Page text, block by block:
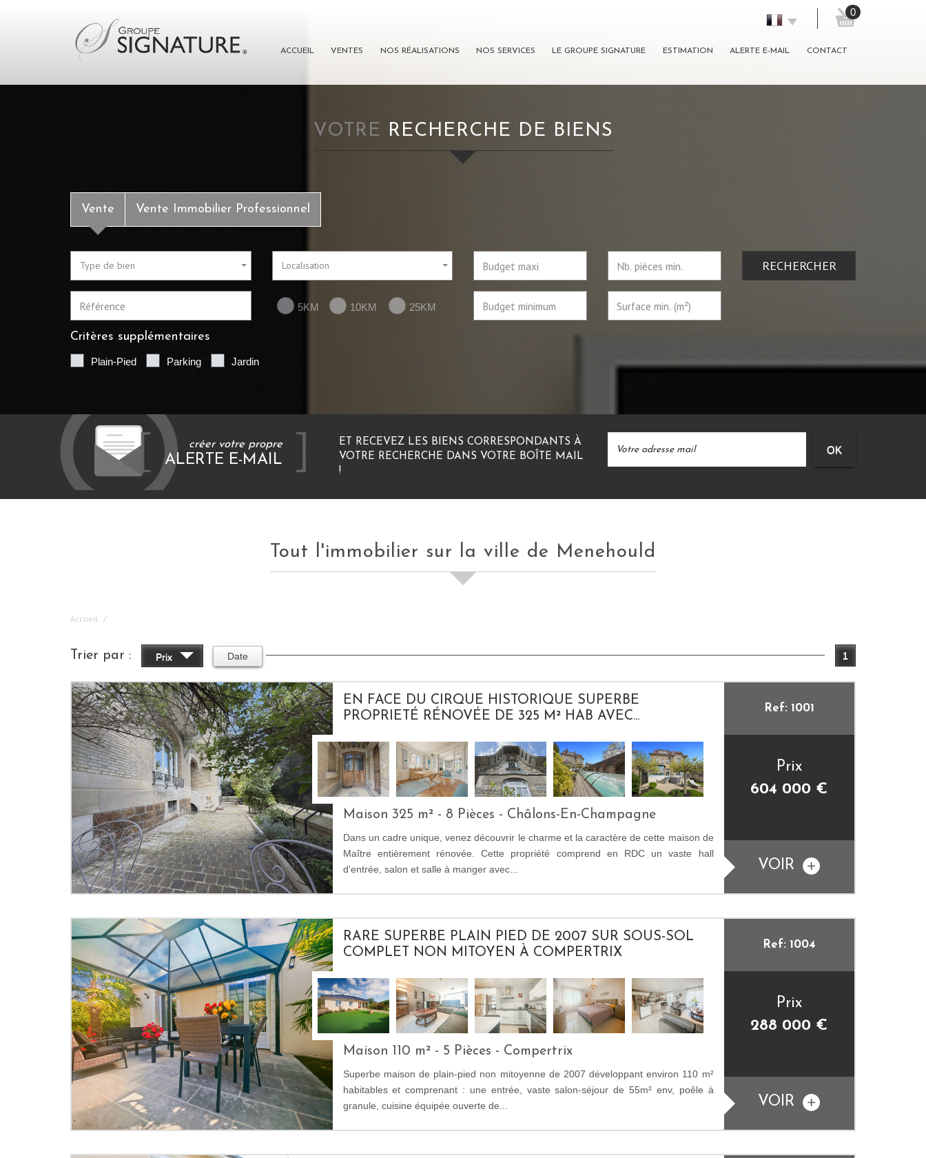
0
ACCUEIL VENTES NOS RÉALISATIONS NOS SERVICES LE GROUPE SIGNATURE ESTIMATION ALERTE E-MAIL CONTACT
VOTRE RECHERCHE DE BIENS
Vente Vente Immobilier Professionnel
Type de bien Localisation RECHERCHER
5KM 10KM 25KM
Critères supplémentaires
Plain-Pied Parking Jardin
créer votre propre
ALERTE E-MAIL
ET RECEVEZ LES BIENS CORRESPONDANTS À
VOTRE RECHERCHE DANS VOTRE BOÎTE MAIL
!
OK
Tout l'immobilier sur la ville de Menehould
Accueil
Trier par : Prix Date 1
EN FACE DU CIRQUE HISTORIQUE SUPERBE
PROPRIETÉ RÉNOVÉE DE 325 M² HAB AVEC...
Maison 325 m² - 8 Pièces - Châlons-En-Champagne
Dans un cadre unique, venez découvrir le charme et la caractère de cette maison de
Maître entièrement rénovée. Cette propriété comprend en RDC un vaste hall
d'entrée, salon et salle à manger avec...
Ref: 1001
Prix
604 000 €
VOIR
RARE SUPERBE PLAIN PIED DE 2007 SUR SOUS-SOL
COMPLET NON MITOYEN À COMPERTRIX
Maison 110 m² - 5 Pièces - Compertrix
Superbe maison de plain-pied non mitoyenne de 2007 développant environ 110 m²
habitables et comprenant : une entrée, vaste salon-séjour de 55m² env, poêle à
granule, cuisine équipée ouverte de...
Ref: 1004
Prix
288 000 €
VOIR